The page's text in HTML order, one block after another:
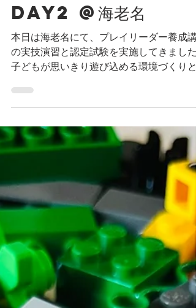
★プレイリーダー養成講座
Day2 @海老名
本日は海老名にて、プレイリーダー養成講
子どもが思いきり遊び込める環境づくりと
何か。 子どもと関わる大人の姿勢はどうあ
るべきか。 これまでの講座での学びや、今
日の実技を通して、それぞれが自分の視点
さまざまな気づきと学びを得てくれたよう
感じます。 そしてまた新たに子どもの育ち
に寄り添える素敵なプレイリーダー仲間達
誕生しました。 本気で遊ぶことを楽しめ
る、頼もしい仲間たちです。 写真はゴム紐
を使った本気の蜘蛛の巣遊びの作成タイム
の姿 遊びの中にこそ、学びと成長の種がた
くさん詰まっています♪